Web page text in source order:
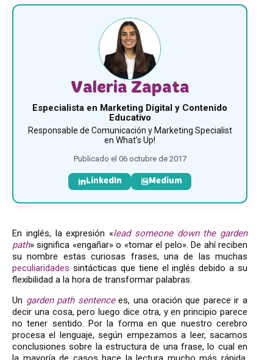
Valeria Zapata
Especialista en Marketing Digital y Contenido
Educativo
Responsable de Comunicación y Marketing Specialist
en What’s Up!
Publicado el 06 octubre de 2017
LinkedIn Medium
En inglés, la expresión «lead someone down the garden
path» significa «engañar» o «tomar el pelo». De ahí reciben
su nombre estas curiosas frases, una de las muchas
peculiaridades sintácticas que tiene el inglés debido a su
flexibilidad a la hora de transformar palabras.
Un garden path sentencees, una oración que parece ir a
decir una cosa, pero luego dice otra, y en principio parece
no tener sentido. Por la forma en que nuestro cerebro
procesa el lenguaje, según empezamos a leer, sacamos
conclusiones sobre la estructura de una frase, lo cual en